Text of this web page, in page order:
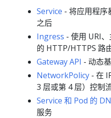
Service - 将应用程序
之后
Ingress - 使用 URI
的 HTTP/HTTPS 路
Gateway API - 动态
NetworkPolicy - 在
3 层或第 4 层）控制
Service 和 Pod 的
服务